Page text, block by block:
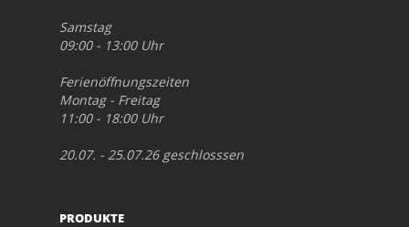
Samstag
09:00 - 13:00 Uhr
Ferienöffnungszeiten
Montag - Freitag
11:00 - 18:00 Uhr
20.07. - 25.07.26 geschlosssen
PRODUKTE